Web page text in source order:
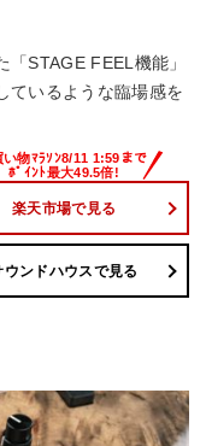
STAGE FEEL機能」
ているような臨場感を
楽天市場で見る
ウンドハウスで見る